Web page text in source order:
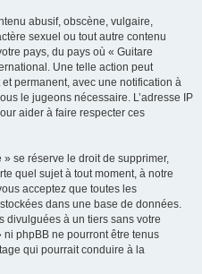
abusif, obscène, vulgaire,
sexuel ou tout autre contenu
pays, du pays où « Guitare
Une telle action peut
permanent, avec une notification à
le jugeons nécessaire. L’adresse IP
aider à faire respecter ces
se réserve le droit de supprimer,
quel sujet à tout moment, à notre
acceptez que toutes les
dans une base de données.
divulguées à un tiers sans votre
phpBB ne pourront être tenus
qui pourrait conduire à la